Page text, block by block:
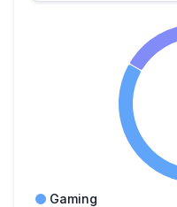
Gaming